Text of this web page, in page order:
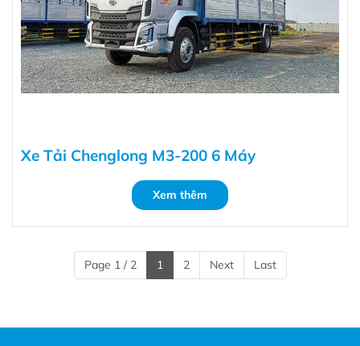
Xe Tải Chenglong M3-200 6 Máy
Xem thêm
Page 1 / 2 1 2 Next Last